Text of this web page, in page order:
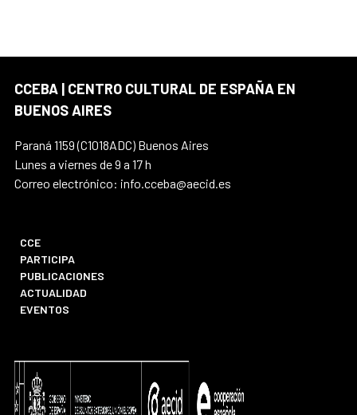
CCEBA | CENTRO CULTURAL DE ESPAÑA EN
BUENOS AIRES
Paraná 1159 (C1018ADC) Buenos Aires
Lunes a viernes de 9 a 17 h
Correo electrónico: info.cceba@aecid.es
CCE
PARTICIPA
PUBLICACIONES
ACTUALIDAD
EVENTOS